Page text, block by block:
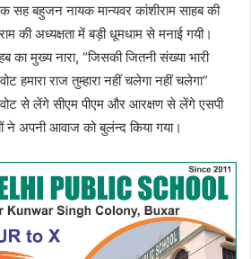
सह बहुजन नायक मान्यवर कांशीराम साहब की
की अध्यक्षता में बड़ी धूमधाम से मनाई गयी।
का मुख्य नारा, “जिसकी जितनी संख्या भारी
हमारा राज तुम्हारा नहीं चलेगा नहीं चलेगा”
वोट से लेंगे सीएम पीएम और आरक्षण से लेंगे एसपी
ने अपनी आवाज को बुलंन्द किया गया।